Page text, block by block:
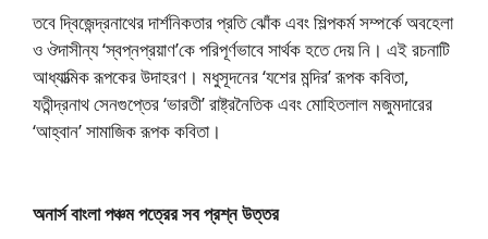
তবে দ্বিজেন্দ্রনাথের দার্শনিকতার প্রতি ঝোঁক এবং শিল্পকর্ম সম্পর্কে অবহেলা
ও ঔদাসীন্য ‘স্বপ্নপ্রয়াণ’কে পরিপূর্ণভাবে সার্থক হতে দেয় নি। এই রচনাটি
আধ্যাত্মিক রূপকের উদাহরণ। মধুসূদনের ‘যশের মন্দির’ রূপক কবিতা,
যতীন্দ্রনাথ সেনগুপ্তের ‘ভারতী’ রাষ্ট্রনৈতিক এবং মোহিতলাল মজুমদারের
‘আহ্বান’ সামাজিক রূপক কবিতা।
অনার্স বাংলা পঞ্চম পত্রের সব প্রশ্ন উত্তর